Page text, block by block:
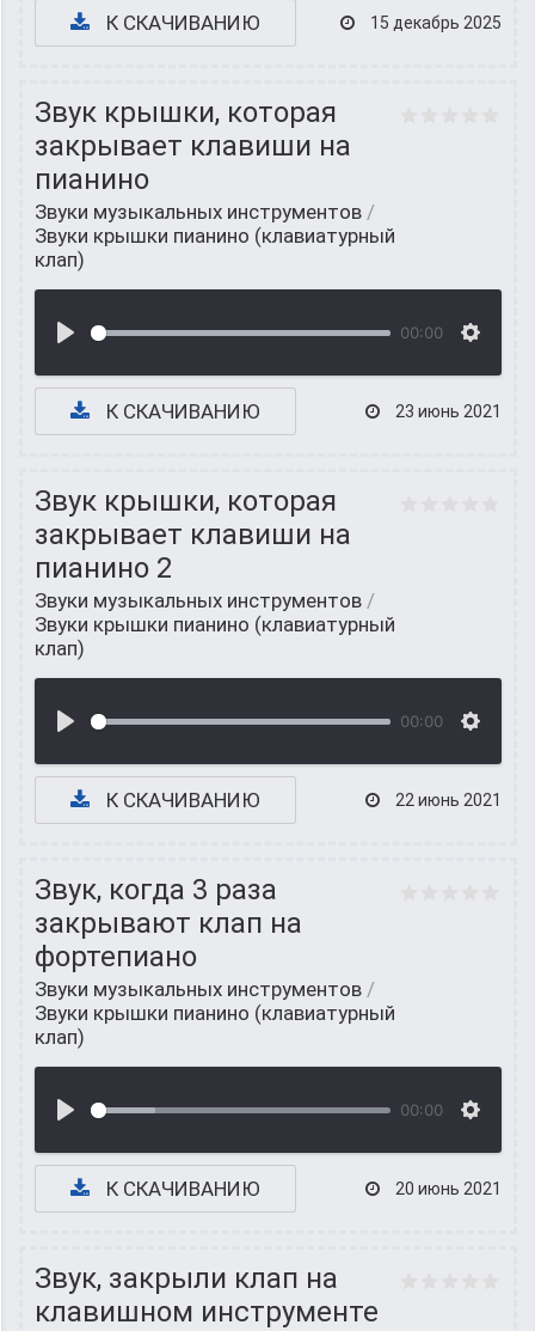
К СКАЧИВАНИЮ 15 декабрь 2025
Звук крышки, которая
закрывает клавиши на
пианино
Звуки музыкальных инструментов /
Звуки крышки пианино (клавиатурный
клап)
00:00
К СКАЧИВАНИЮ 23 июнь 2021
Звук крышки, которая
закрывает клавиши на
пианино 2
Звуки музыкальных инструментов /
Звуки крышки пианино (клавиатурный
клап)
00:00
К СКАЧИВАНИЮ 22 июнь 2021
Звук, когда 3 раза
закрывают клап на
фортепиано
Звуки музыкальных инструментов /
Звуки крышки пианино (клавиатурный
клап)
00:00
К СКАЧИВАНИЮ 20 июнь 2021
Звук, закрыли клап на
клавишном инструменте